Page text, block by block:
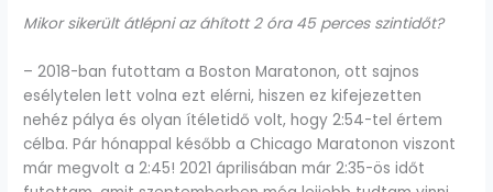
Mikor sikerült átlépni az áhított 2 óra 45 perces szintidőt?
– 2018-ban futottam a Boston Maratonon, ott sajnos
esélytelen lett volna ezt elérni, hiszen ez kifejezetten
nehéz pálya és olyan ítéletidő volt, hogy 2:54-tel értem
célba. Pár hónappal később a Chicago Maratonon viszont
már megvolt a 2:45! 2021 áprilisában már 2:35-ös időt